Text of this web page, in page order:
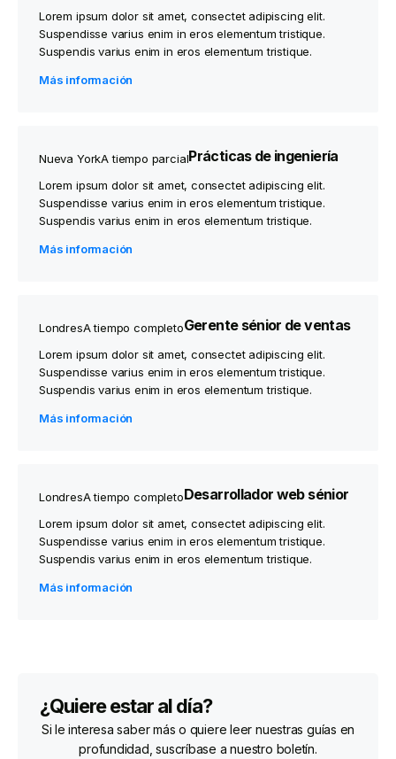
Lorem ipsum dolor sit amet, consectet adipiscing elit.
Suspendisse varius enim in eros elementum tristique.
Suspendis varius enim in eros elementum tristique.
Más información
Nueva YorkA tiempo parcialPrácticas de ingeniería
Lorem ipsum dolor sit amet, consectet adipiscing elit.
Suspendisse varius enim in eros elementum tristique.
Suspendis varius enim in eros elementum tristique.
Más información
LondresA tiempo completoGerente sénior de ventas
Lorem ipsum dolor sit amet, consectet adipiscing elit.
Suspendisse varius enim in eros elementum tristique.
Suspendis varius enim in eros elementum tristique.
Más información
LondresA tiempo completoDesarrollador web sénior
Lorem ipsum dolor sit amet, consectet adipiscing elit.
Suspendisse varius enim in eros elementum tristique.
Suspendis varius enim in eros elementum tristique.
Más información
¿Quiere estar al día?
Si le interesa saber más o quiere leer nuestras guías en
profundidad, suscríbase a nuestro boletín.